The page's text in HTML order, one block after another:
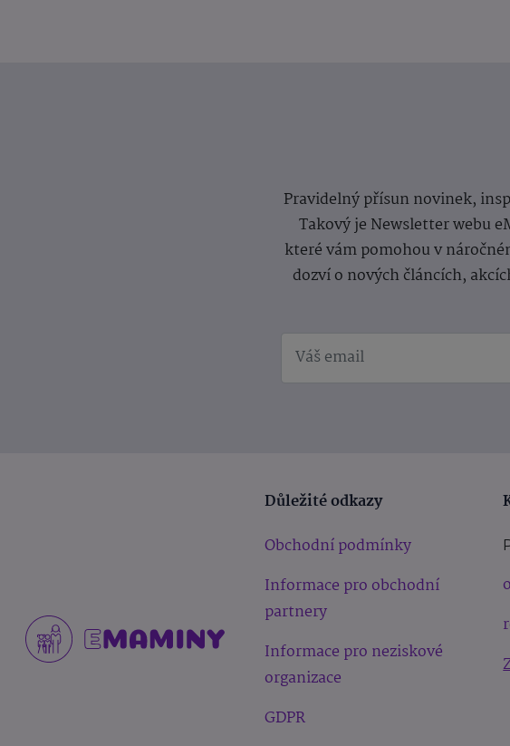
Pravidelný přísun novinek,
Takový je Newsletter webu
které vám pomohou v
dozví o nových článcích,
Důležité odkazy
Obchodní podmínky
Informace pro obchodní
partnery
Informace pro neziskové
organizace
GDPR